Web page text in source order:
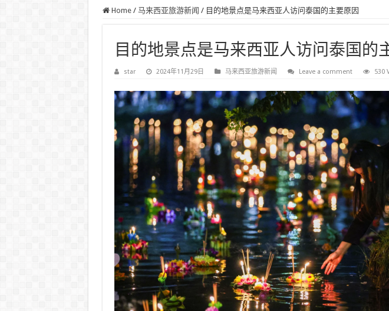
Home / 马来西亚旅游新闻 / 目的地景点是马来西亚人访问泰国的主要原因
目的地景点是马来西亚人访问泰国的
star 2024年11月29日 马来西亚旅游新闻 Leave a comment 530